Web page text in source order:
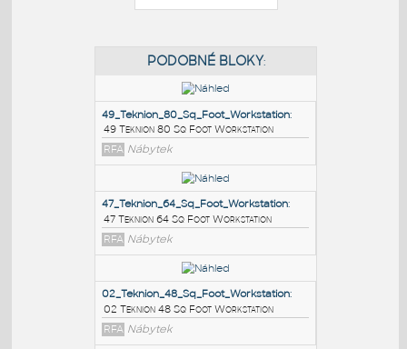
PODOBNÉ BLOKY
49_Teknion_80_Sq_Foot_Workstation
49 Teknion 80 Sq Foot Workstation
RFA Nábytek